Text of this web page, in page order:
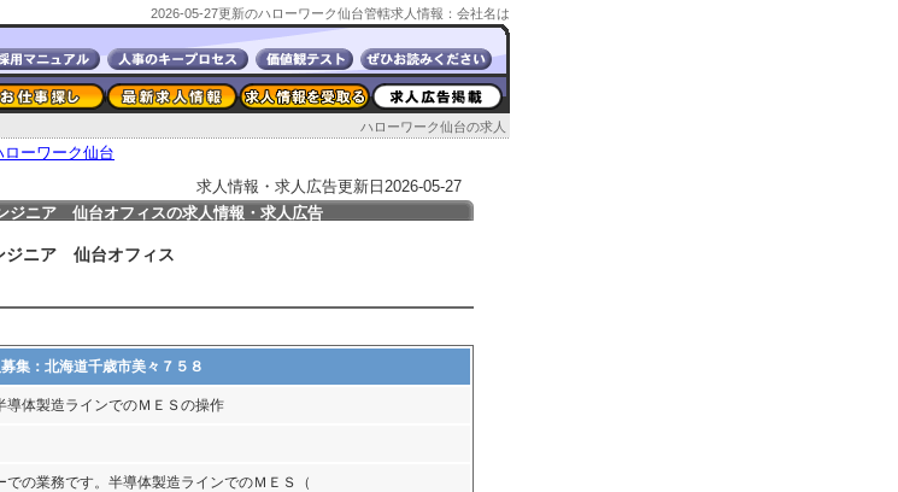
2026-05-27更新のハローワーク仙台管轄求人情報：会社名は
ハローワーク仙台の求人
ローワーク仙台
求人情報・求人広告更新日2026-05-27
ニア 仙台オフィスの求人情報・求人広告
ジニア 仙台オフィス
集：北海道千歳市美々７５８
導体製造ラインでのＭＥＳの操作
での業務です。半導体製造ラインでのＭＥＳ（